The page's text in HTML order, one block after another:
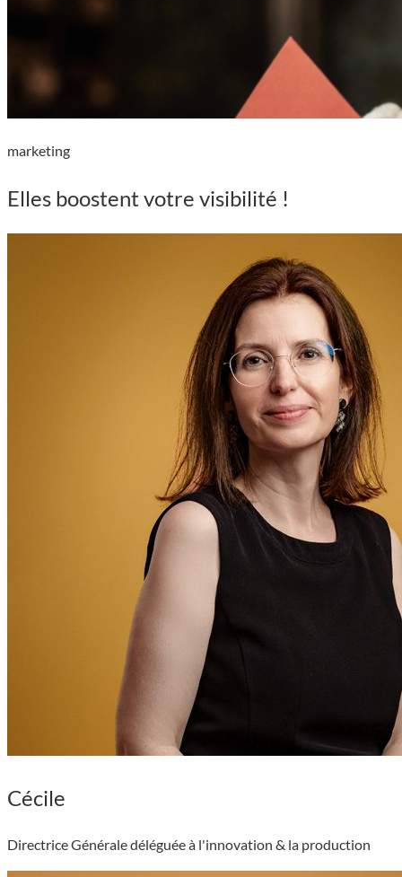
marketing
Elles boostentvotre visibilité !
Cécile
Directrice Générale déléguée à l'innovation & la production